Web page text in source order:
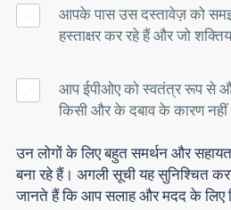
आपके पास उस दस्तावेज़ को
हस्ताक्षर कर रहे हैं और जो
आप ईपीओए को स्वतंत्र रूप से
किसी और के दबाव के कारण
उन लोगों के लिए बहुत समर्थन और
बना रहे हैं। अगली सूची यह सुनिश्चित
जानते हैं कि आप सलाह और मदद के